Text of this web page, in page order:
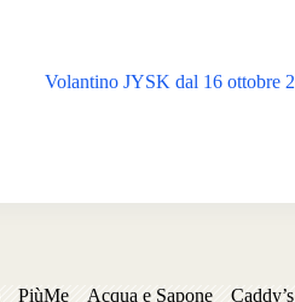
Volantino JYSK dal 16 ottobre
PiùMe Acqua e Sapone Caddy’s